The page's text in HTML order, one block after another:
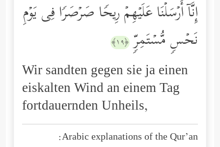
إِنَّاۤ أَرۡسَلۡنَا عَلَیۡهِمۡ رِیحࣰا صَرۡصَرࣰا فِی یَوۡمِ
نَحۡسࣲ مُّسۡتَمِرࣲّ ﴿١٩﴾
Wir sandten gegen sie ja einen
eiskalten Wind an einem Tag
fortdauernden Unheils,
Arabic explanations of the Qur’an: